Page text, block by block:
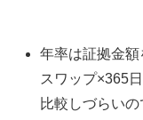
年率は証拠金
スワップ×365
比較しづらい